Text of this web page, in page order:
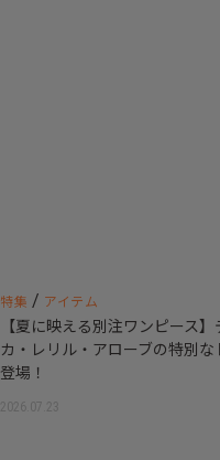
特集 / アイテム
【夏に映える別注ワンピース】
カ・レリル・アローブの特別な
登場！
2026.07.23